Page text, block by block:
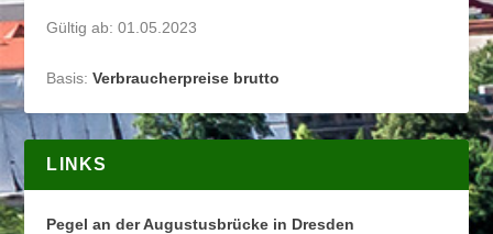
Gültig ab: 01.05.2023
Basis:Verbraucherpreise brutto
LINKS
Pegel an der Augustusbrücke in Dresden